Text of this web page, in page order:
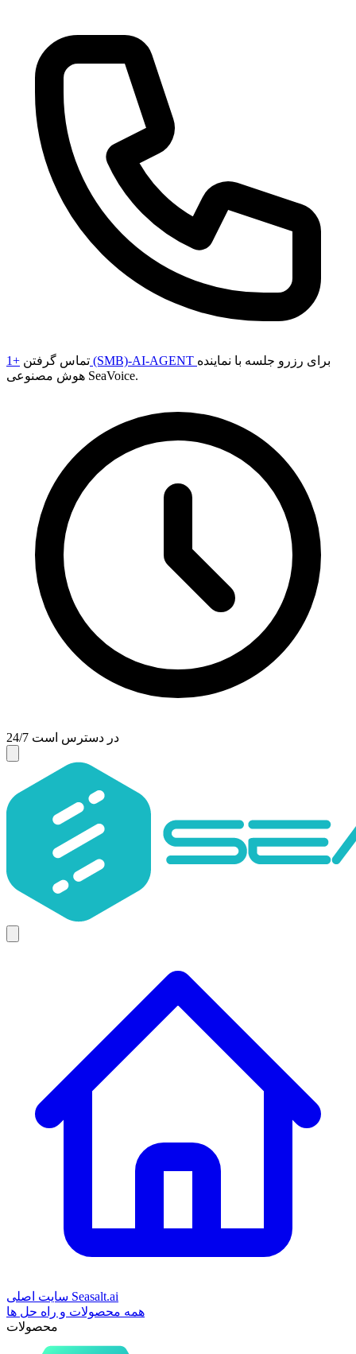
تماس گرفتن +1 (SMB)-AI-AGENT برای رزرو جلسه با نماینده
هوش مصنوعی SeaVoice.
24/7 در دسترس است
سایت اصلی Seasalt.ai
همه محصولات و راه حل ها
محصولات